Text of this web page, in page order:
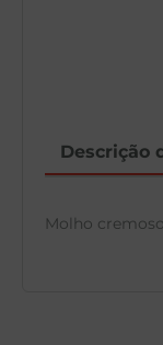
Descrição
Molho